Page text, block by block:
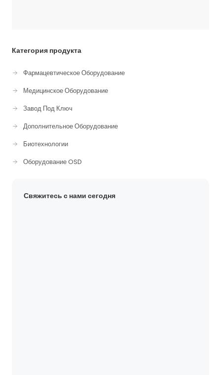
Категория продукта
Фармацевтическое Оборудование
Медицинское Оборудование
Завод Под Ключ
Дополнительное Оборудование
Биотехнологии
Оборудование OSD
Свяжитесь с нами сегодня